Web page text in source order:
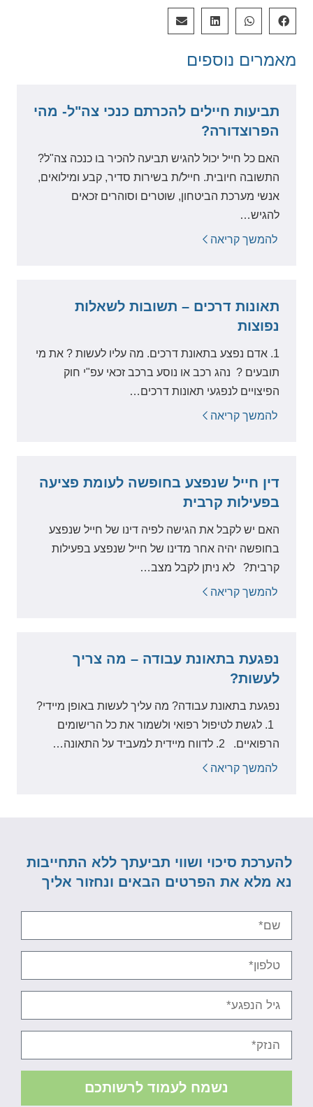
מאמרים נוספים
תביעות חיילים להכרתם כנכי צה"ל- מהי
הפרוצדורה?
האם כל חייל יכול להגיש תביעה להכיר בו כנכה צה"ל?
התשובה חיובית. חייל/ת בשירות סדיר, קבע ומילואים,
אנשי מערכת הביטחון, שוטרים וסוהרים זכאים
להגיש…
להמשך קריאה
תאונות דרכים – תשובות לשאלות
נפוצות
1. אדם נפצע בתאונת דרכים. מה עליו לעשות ? את מי
תובעים ? נהג רכב או נוסע ברכב זכאי עפ"י חוק
הפיצויים לנפגעי תאונות דרכים…
להמשך קריאה
דין חייל שנפצע בחופשה לעומת פציעה
בפעילות קרבית
האם יש לקבל את הגישה לפיה דינו של חייל שנפצע
בחופשה יהיה אחר מדינו של חייל שנפצע בפעילות
קרבית? לא ניתן לקבל מצב…
להמשך קריאה
נפגעת בתאונת עבודה – מה צריך
לעשות?
נפגעת בתאונת עבודה? מה עליך לעשות באופן מיידי?
1. לגשת לטיפול רפואי ולשמור את כל הרישומים
הרפואיים. 2. לדווח מיידית למעביד על התאונה…
להמשך קריאה
להערכת סיכוי ושווי תביעתך ללא התחייבות
נא מלא את הפרטים הבאים ונחזור אליך
נשמח לעמוד לרשותכם